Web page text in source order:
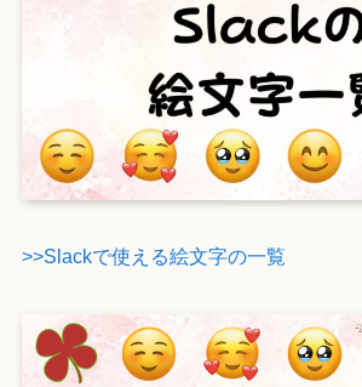
>>Slackで使える絵文字の一覧